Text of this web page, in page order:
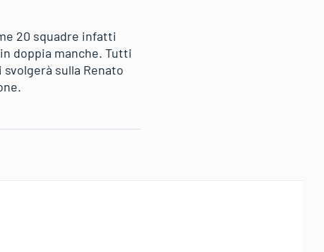
20 squadre infatti
doppia manche. Tutti
sulla Renato